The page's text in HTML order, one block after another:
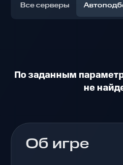
Все серверы
По заданным
не
Об игре